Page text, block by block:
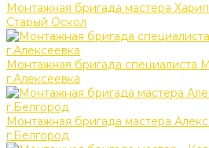
Монтажная бригада мастера
Старый Оскол
Монтажная бригада специалиста
г.Алексеевка
Монтажная бригада мастера
г.Белгород